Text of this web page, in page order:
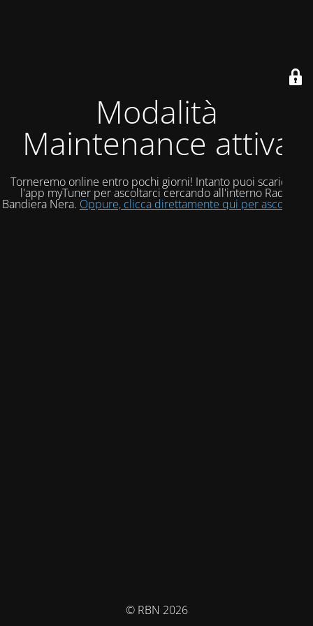
Modalità
Maintenance attiva
Torneremo online entro pochi giorni! Intanto puoi scaricare
l'app myTuner per ascoltarci cercando all'interno Radio
Bandiera Nera. Oppure, clicca direttamente qui per ascoltarci!
© RBN 2026